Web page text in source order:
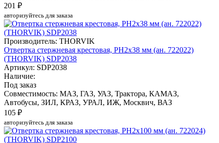
201 ₽
авторизуйтесь для заказа
Производитель: THORVIK
Отвертка стержневая крестовая, PH2x38 мм (ан. 722022)
(THORVIK) SDP2038
Артикул: SDP2038
Наличие:
Под заказ
Совместимость: МАЗ, ГАЗ, УАЗ, Трактора, КАМАЗ,
Автобусы, ЗИЛ, КРАЗ, УРАЛ, ИЖ, Москвич, ВАЗ
105 ₽
авторизуйтесь для заказа